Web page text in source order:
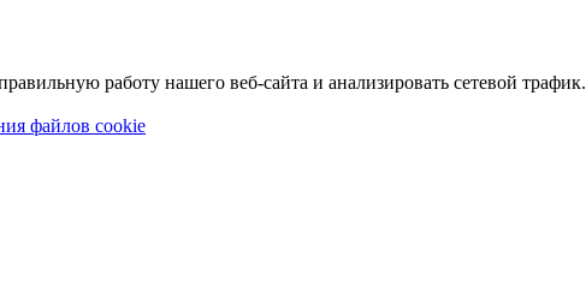
работу нашего веб-сайта и анализировать сетевой трафик.
файлов cookie